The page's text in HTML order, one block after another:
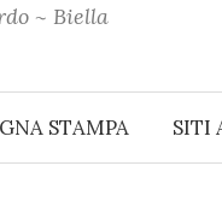
~ Biella
STAMPA SITI